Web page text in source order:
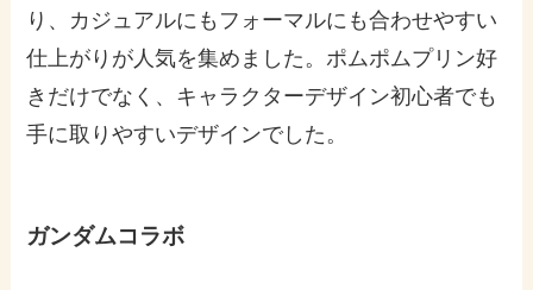
り、カジュアルにもフォーマルにも合わせやすい
仕上がりが人気を集めました。ポムポムプリン好
きだけでなく、キャラクターデザイン初心者でも
手に取りやすいデザインでした。
ガンダムコラボ